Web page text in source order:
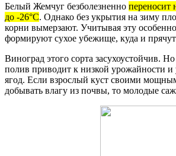
Белый Жемчуг безболезненно переносит
до -26°С. Однако без укрытия на зиму
корни вымерзают. Учитывая эту
формируют сухое убежище, куда и
Виноград этого сорта засухоустойчив.
полив приводит к низкой урожайности и
ягод. Если взрослый куст своими
добывать влагу из почвы, то молодые